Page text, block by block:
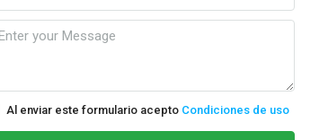
Al enviar este formulario acepto Condiciones de uso